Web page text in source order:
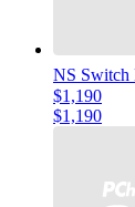
NS Switch
$1,190
$1,190